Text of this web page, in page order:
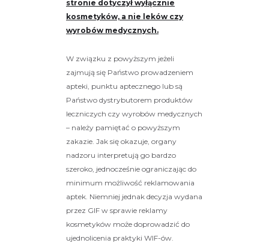
stronie dotyczył wyłącznie
kosmetyków, a nie leków czy
wyrobów medycznych.
W związku z powyższym jeżeli
zajmują się Państwo prowadzeniem
apteki, punktu aptecznego lub są
Państwo dystrybutorem produktów
leczniczych czy wyrobów medycznych
– należy pamiętać o powyższym
zakazie. Jak się okazuje, organy
nadzoru interpretują go bardzo
szeroko, jednocześnie ograniczając do
minimum możliwość reklamowania
aptek. Niemniej jednak decyzja wydana
przez GIF w sprawie reklamy
kosmetyków może doprowadzić do
ujednolicenia praktyki WIF-ów.